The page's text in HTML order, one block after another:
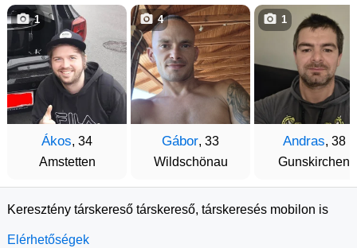
Ákos, 34
Amstetten
1
Gábor, 33
Wildschönau
4
Andras, 38
Gunskirchen
1
Keresztény társkereső társkereső, társkeresés mobilon is
Elérhetőségek